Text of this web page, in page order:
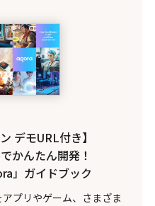
デモURL付き】
かんたん開発！
」ガイドブック
プリやゲーム、さまざま